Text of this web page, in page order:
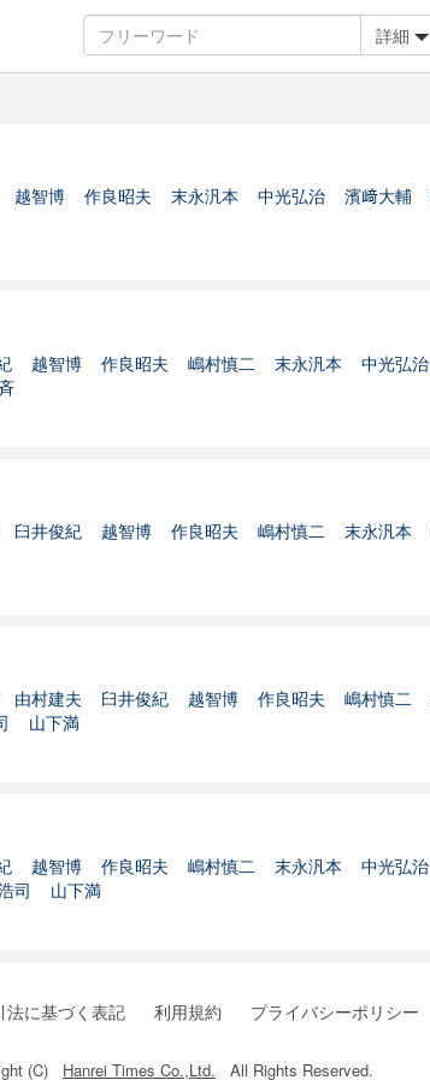
詳細
越智博 作良昭夫 末永汎本 中光弘治 濱﨑大輔
越智博 作良昭夫 嶋村慎二 末永汎本 中光弘治
臼井俊紀 越智博 作良昭夫 嶋村慎二 末永汎本
由村建夫 臼井俊紀 越智博 作良昭夫 嶋村慎二
山下満
越智博 作良昭夫 嶋村慎二 末永汎本 中光弘治
司 山下満
法に基づく表記 利用規約 プライバシーポリシー
(C) Hanrei Times Co.,Ltd. All Rights Reserved.